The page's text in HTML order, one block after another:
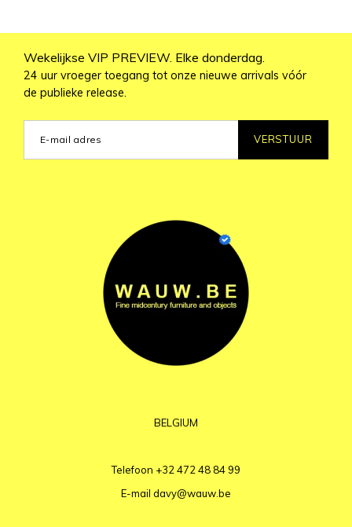
Wekelijkse VIP PREVIEW. Elke donderdag.
24 uur vroeger toegang tot onze nieuwe arrivals vóór
de publieke release.
VERSTUUR
BELGIUM
Telefoon +32 472 48 84 99
E-mail davy@wauw.be